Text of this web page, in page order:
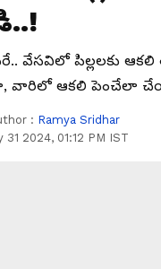
వేసవిలో పిల్లలకు
వారిలో ఆకలి పెంచేలా
: Ramya Sridhar
31 2024, 01:12 PM IST